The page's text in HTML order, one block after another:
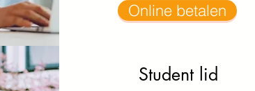
Online betalen
Student lid